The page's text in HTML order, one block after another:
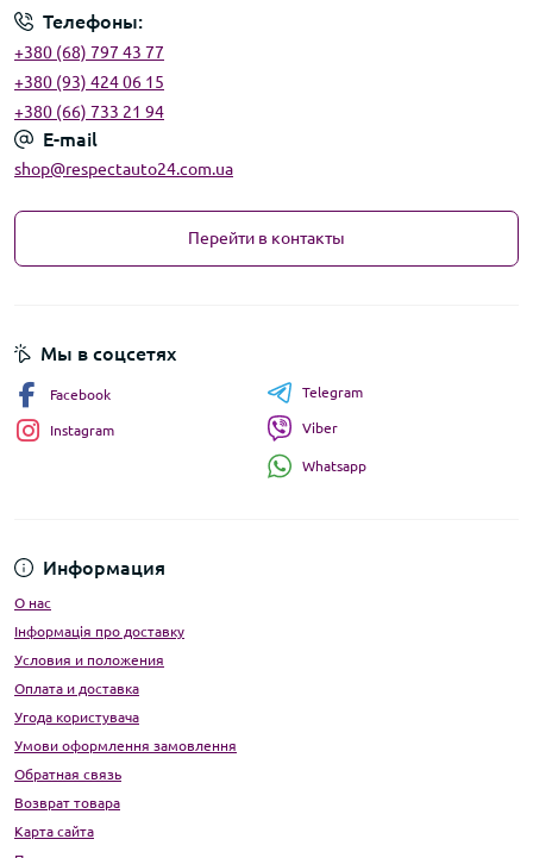
Телефоны:
+380 (68) 797 43 77
+380 (93) 424 06 15
+380 (66) 733 21 94
E-mail
shop@respectauto24.com.ua
Перейти в контакты
Информация
О нас
Інформація про доставку
Условия и положения
Оплата и доставка
Угода користувача
Умови оформлення замовлення
Обратная связь
Возврат товара
Карта сайта
Мы в соцсетях
Facebook
Instagram
Telegram
Viber
Whatsapp